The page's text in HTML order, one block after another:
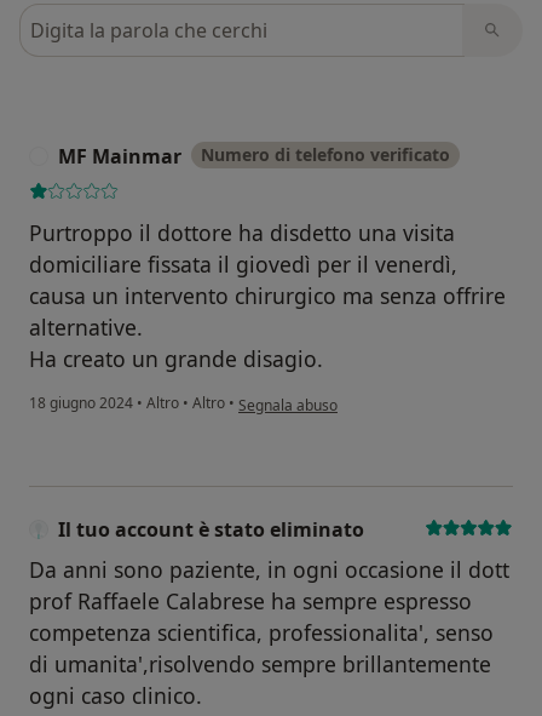
Cerca nelle recensioni
MF Mainmar Numero di telefono verificato
Purtroppo il dottore ha disdetto una visita
domiciliare fissata il giovedì per il venerdì,
causa un intervento chirurgico ma senza offrire
alternative.
Ha creato un grande disagio.
18 giugno 2024 • Altro • Altro • secondo l'opinione dell'utente MF Mainmar
Segnala abuso
Il tuo account è stato eliminato
Da anni sono paziente, in ogni occasione il dott
prof Raffaele Calabrese ha sempre espresso
competenza scientifica, professionalita', senso
di umanita',risolvendo sempre brillantemente
ogni caso clinico.